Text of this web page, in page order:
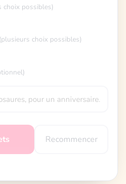
choix possibles)
(plusieurs choix possibles)
Recommencer